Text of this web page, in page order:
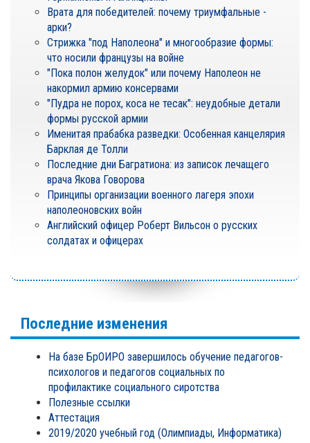
Врата для победителей: почему триумфальные -
арки?
Стрижка "под Наполеона" и многообразие формы:
что носили французы на войне
"Пока полон желудок" или почему Наполеон не
накормил армию консервами
"Пудра не порох, коса не тесак": неудобные детали
формы русской армии
Именитая прабабка разведки: Особенная канцелярия
Барклая де Толли
Последние дни Багратиона: из записок лечащего
врача Якова Говорова
Принципы организации военного лагеря эпохи
наполеоновских войн
Английский офицер Роберт Вильсон о русских
солдатах и офицерах
Последние изменения
На базе БрОИРО завершилось обучение педагогов-
психологов и педагогов социальных по
профилактике социального сиротства
Полезные ссылки
Аттестация
2019/2020 учебный год (Олимпиады, Информатика)